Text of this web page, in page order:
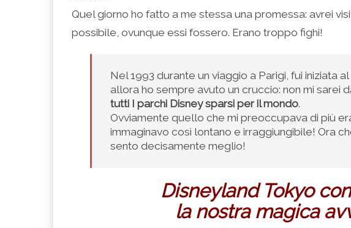
Quel giorno ho fatto a me stessa una promessa: avrei
possibile, ovunque essi fossero. Erano troppo fighi!
Nel 1993 durante un viaggio a Parigi, fui iniziata
allora ho sempre avuto un cruccio: non mi sarei
tutti I parchi Disney sparsi per il mondo.
Ovviamente quello che mi preoccupava di più
immaginavo così lontano e irraggiungibile! Ora
sento decisamente meglio!
Disneyland Tokyo
la nostra magica